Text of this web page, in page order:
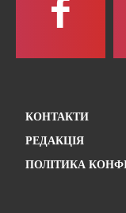
КОНТАКТИ
РЕДАКЦІЯ
ПОЛІТИКА